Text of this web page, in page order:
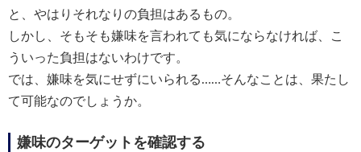
と、やはりそれなりの負担はあるもの。
しかし、そもそも嫌味を言われても気にならなければ、こ
ういった負担はないわけです。
では、嫌味を気にせずにいられる……そんなことは、果たし
て可能なのでしょうか。
嫌味のターゲットを確認する